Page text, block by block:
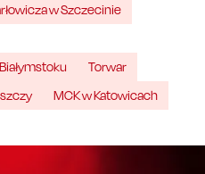
w Szczecinie
Torwar
MCK w Katowicach